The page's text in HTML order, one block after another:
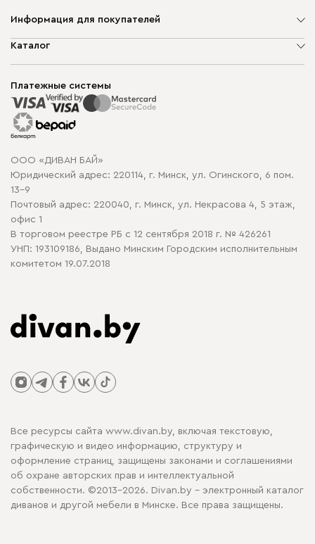
Информация для покупателей
О компании
Способы оплаты
Рассрочка и кредит
Гарантия
Карта сайта
Политика конфиденциальности
Политика в отношении обработки cookie
Каталог
Корпусная мебель
Распродажа мебели
Платежные системы
ООО «ДИВАН БАЙ»
Юридический адрес: 220114, г. Минск, ул. Огинского, 6 пом.
13-9
Почтовый адрес: 220040, г. Минск, ул. Некрасова 4, 5 этаж,
офис 1
В торговом реестре РБ с 12 сентября 2018 г. № 426261
УНП: 193109186, Выдано Минским Городским исполнительным
комитетом 19.07.2018
Все ресурсы сайта www.divan.by, включая текстовую,
графическую и видео информацию, структуру и
оформление страниц, защищены законами и соглашениями
об охране авторских прав и интеллектуальной
собственности. ©2013-2026. Divan.by - электронный каталог
диванов и другой мебели в Минске. Все права защищены.